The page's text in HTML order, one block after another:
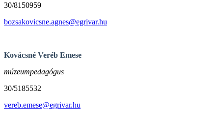
30/8150959
bozsakovicsne.agnes@egrivar.hu
Kovácsné Veréb Emese
múzeumpedagógus
30/5185532
vereb.emese@egrivar.hu